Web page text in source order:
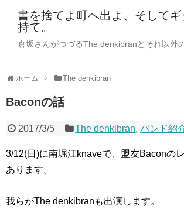
書を捨てよ町へ出よ、そしてギ
持て。
倉坂さんがつづるThe denkibranとそれ以外
ホーム The denkibran
Baconの話
2017/3/5 The denkibran,バンド紹
3/12(日)に南堀江knaveで、盟友Baconの
あります。
我らがThe denkibranも出演します。